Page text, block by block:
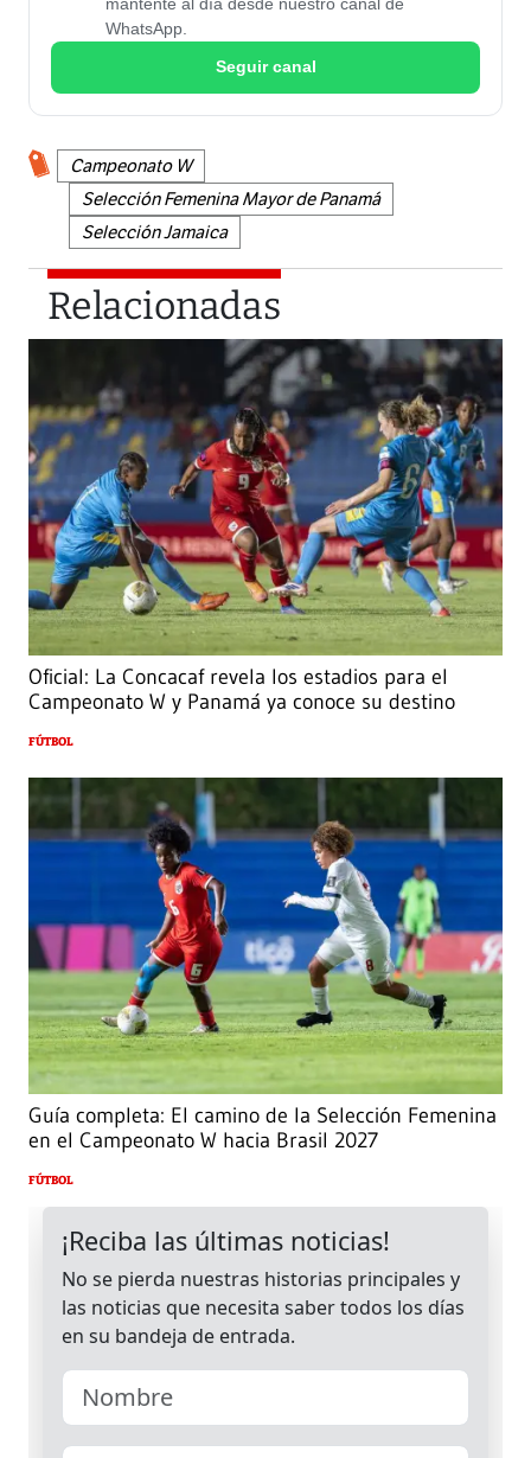
WhatsApp.
Seguir canal
Campeonato W
Selección Femenina Mayor de Panamá
Selección Jamaica
Relacionadas
Oficial: La Concacaf revela los estadios para el
Campeonato W y Panamá ya conoce su destino
FÚTBOL
Guía completa: El camino de la Selección Femenina
en el Campeonato W hacia Brasil 2027
FÚTBOL